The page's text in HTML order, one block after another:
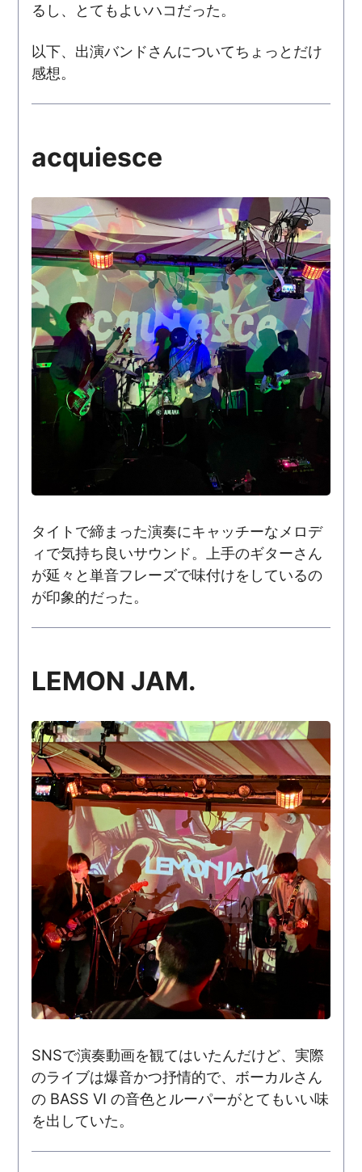
るし、とてもよいハコだった。
以下、出演バンドさんについてちょっとだけ
感想。
acquiesce
タイトで締まった演奏にキャッチーなメロデ
ィで気持ち良いサウンド。上手のギターさん
が延々と単音フレーズで味付けをしているの
が印象的だった。
LEMON JAM.
SNSで演奏動画を観てはいたんだけど、実際
のライブは爆音かつ抒情的で、ボーカルさん
の BASS VI の音色とルーパーがとてもいい味
を出していた。